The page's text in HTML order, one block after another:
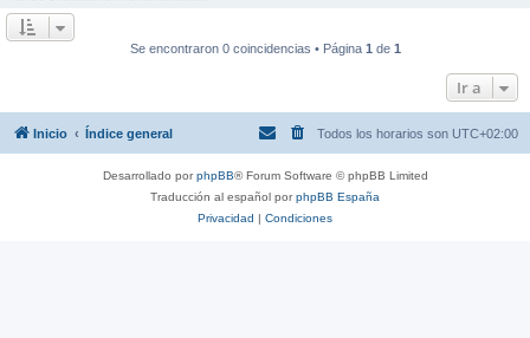
Se encontraron 0 coincidencias • Página 1 de 1
Ir a
Inicio Índice general Todos los horarios son UTC+02:00
Desarrollado porphpBB® Forum Software © phpBB Limited
Traducción al español porphpBB España
Privacidad | Condiciones